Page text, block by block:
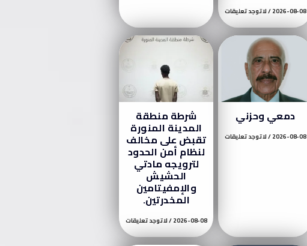
2026-08-08 لا توجد تعليقات
دمعي وحزني
2026-08-08 لا توجد تعليقات
شرطة منطقة
المدينة المنورة
تقبض على مخالف
لنظام أمن الحدود
لترويجه مادتي
الحشيش
والإمفيتامين
المخدرتين.
2026-08-08 لا توجد تعليقات